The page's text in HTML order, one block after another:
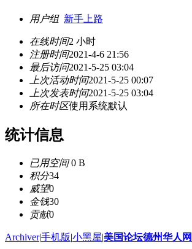
用户组 新手上路
在线时间2 小时
注册时间2021-4-6 21:56
最后访问2021-5-25 03:04
上次活动时间2021-5-25 00:07
上次发表时间2021-5-25 03:04
所在时区使用系统默认
统计信息
已用空间0 B
积分34
威望0
金钱30
贡献0
Archiver|手机版|小黑屋|美国论坛德州华人网